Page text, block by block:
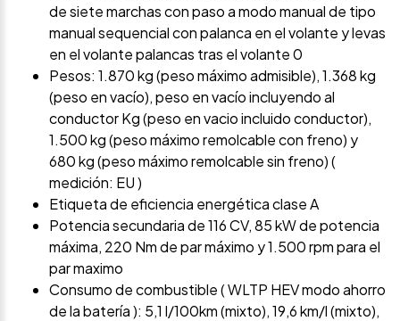
de siete marchas con paso a modo manual de tipo
manual sequencial con palanca en el volante y levas
en el volante palancas tras el volante 0
Pesos: 1.870 kg (peso máximo admisible), 1.368 kg
(peso en vacío), peso en vacío incluyendo al
conductor Kg (peso en vacio incluido conductor),
1.500 kg (peso máximo remolcable con freno) y
680 kg (peso máximo remolcable sin freno) (
medición: EU )
Etiqueta de eficiencia energética clase A
Potencia secundaria de 116 CV, 85 kW de potencia
máxima, 220 Nm de par máximo y 1.500 rpm para el
par maximo
Consumo de combustible ( WLTP HEV modo ahorro
de la batería ): 5,1 l/100km (mixto), 19,6 km/l (mixto),